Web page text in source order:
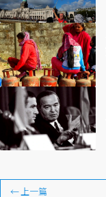
←上一篇